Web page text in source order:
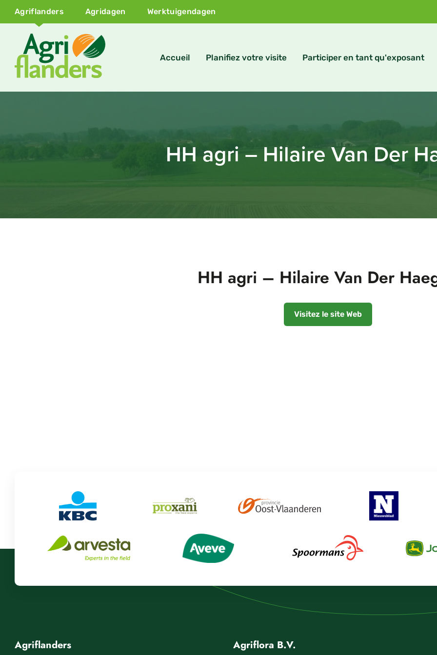
Agriflanders Agridagen Werktuigendagen
Accueil Planifiez votre visite Participer en tant qu'exposant
HH agri – Hilaire Van Der
HH agri – Hilaire Van Der
Visitez le site Web
Agriflanders Agriflora B.V.